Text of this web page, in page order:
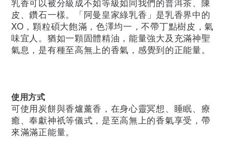
乳香可以被分級成不如等級如同我們的普洱茶、陳
皮、鑽石一樣。
「阿曼皇家綠乳香」是乳香界中的
XO，顆粒碩大飽滿，色澤均一，不帶丁點樹皮，氣
味宜人。猶如一顆固體精油，能量強大及充滿神聖
氣息 ，是有種至高無上的香氣，感覺到的正能量。
使用方式
可使用炭餅與香爐薰香，在身心靈冥想、睡眠、療
癒、奉獻神祇等儀式，是至高無上的香氣享受，帶
來滿滿正能量。